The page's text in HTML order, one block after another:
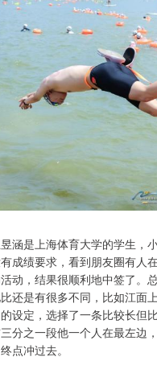
涵是上海体育大学的学生，
成绩要求，看到朋友圈有人
动，结果很顺利地中签了。
还是有很多不同，比如江面
设定，选择了一条比较长但
分之一段他一个人在最左边
点冲过去。